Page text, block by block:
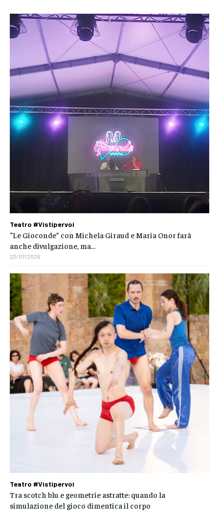
Teatro #Vistipervoi
“Le Gioconde” con Michela Giraud e Maria Onor farà
anche divulgazione, ma…
23/07/2026
Teatro #Vistipervoi
Tra scotch blu e geometrie astratte: quando la
simulazione del gioco dimentica il corpo